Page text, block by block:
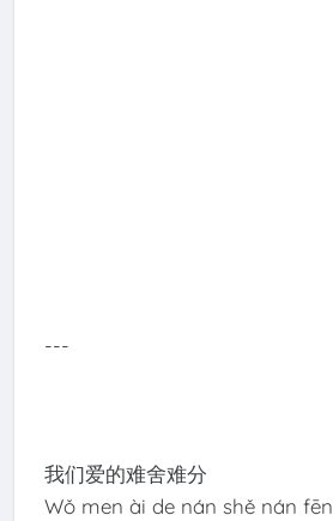
---
我们爱的难舍难分
Wǒ men ài de nán shě nán fēn